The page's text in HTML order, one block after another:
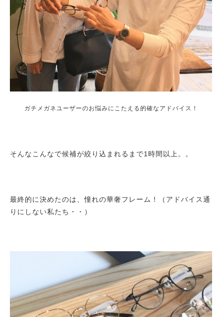
ガチメガネユーザーのお悩みにこたえる的確なアドバイス！
そんなこんなで候補が絞り込まれるまで1時間以上。。
最終的に決めたのは、憧れの華奢フレーム！（アドバイス通
りにしない私たち・・）